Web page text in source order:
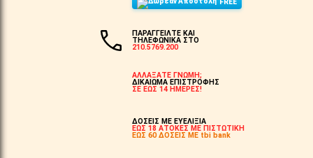
ΠΑΡΑΓΓΕΙΛΤΕ ΚΑΙ
ΤΗΛΕΦΩΝΙΚΑ ΣΤΟ
210.5769.200
ΑΛΛΑΞΑΤΕ ΓΝΩΜΗ;
ΔΙΚΑΙΩΜΑ ΕΠΙΣΤΡΟΦΗΣ
ΣΕ ΕΩΣ 14 ΗΜΕΡΕΣ!
ΔΟΣΕΙΣ ΜΕ ΕΥΕΛΙΞΙΑ
ΕΩΣ 18 ΑΤΟΚΕΣ ΜΕ ΠΙΣΤΩΤΙΚΗ
ΕΩΣ 60 ΔΟΣΕΙΣ ΜΕ tbi bank